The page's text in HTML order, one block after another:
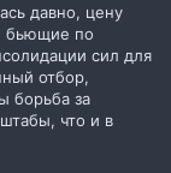
давно, цену
бьющие по
сил для
отбор,
борьба за
что и в